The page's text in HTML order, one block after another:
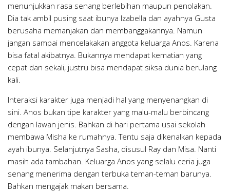
menunjukkan rasa senang berlebihan maupun penolakan.
Dia tak ambil pusing saat ibunya Izabella dan ayahnya Gusta
berusaha memanjakan dan membanggakannya. Namun
jangan sampai mencelakakan anggota keluarga Anos. Karena
bisa fatal akibatnya. Bukannya mendapat kematian yang
cepat dan sekali, justru bisa mendapat siksa dunia berulang
kali.
Interaksi karakter juga menjadi hal yang menyenangkan di
sini. Anos bukan tipe karakter yang malu-malu berbincang
dengan lawan jenis. Bahkan di hari pertama usai sekolah
membawa Misha ke rumahnya. Tentu saja dikenalkan kepada
ayah ibunya. Selanjutnya Sasha, disusul Ray dan Misa. Nanti
masih ada tambahan. Keluarga Anos yang selalu ceria juga
senang menerima dengan terbuka teman-teman barunya.
Bahkan mengajak makan bersama.